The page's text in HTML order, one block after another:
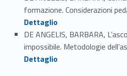
formazione. Considerazioni
Dettaglio
DE ANGELIS, BARBARA,
impossibile. Metodologie
Link identifier #identifier_person_19326-47
Dettaglio